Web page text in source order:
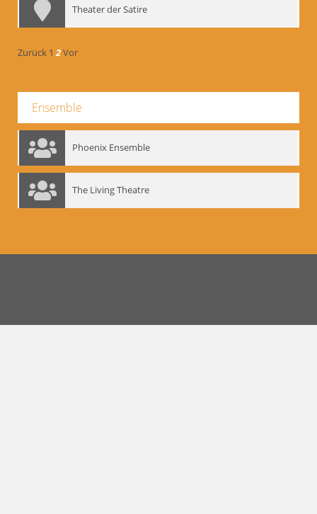
Theater der Satire
Zurück 1 2Vor
Ensemble
Phoenix Ensemble
The Living Theatre